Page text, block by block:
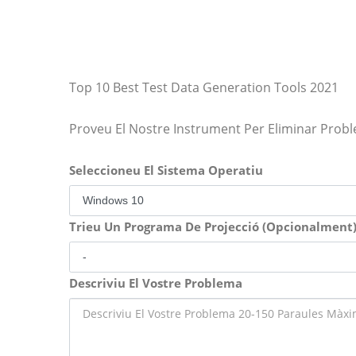
Top 10 Best Test Data Generation Tools 2021
Proveu El Nostre Instrument Per Eliminar
Seleccioneu El Sistema Operatiu
Trieu Un Programa De Projecció (Opcionalment)
Descriviu El Vostre Problema